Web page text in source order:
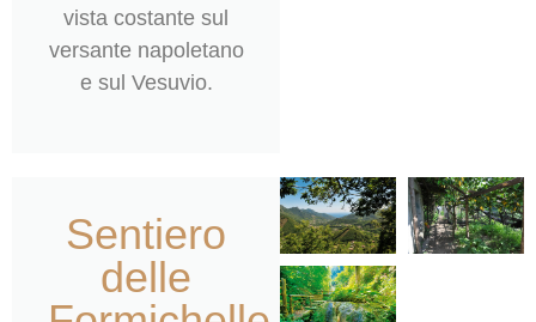
vista costante sul
versante napoletano
e sul Vesuvio.
Sentiero
delle